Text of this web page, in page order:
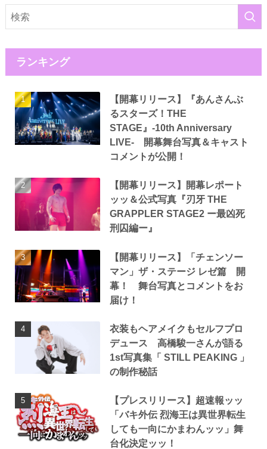
ランキング
【開幕リリース】『あんさんぶ
るスターズ！THE
STAGE』-10th Anniversary
LIVE- 開幕舞台写真＆キャスト
コメントが公開！
【開幕リリース】開幕レポート
ッッ＆公式写真『刃牙 THE
GRAPPLER STAGE2 ー最凶死
刑囚編ー』
【開幕リリース】「チェンソー
マン」ザ・ステージ レゼ篇 開
幕！ 舞台写真とコメントをお
届け！
衣装もヘアメイクもセルフプロ
デュース 高橋駿一さんが語る
1st写真集「 STILL PEAKING 」
の制作秘話
【プレスリリース】超速報ッッ
「バキ外伝 烈海王は異世界転生
しても一向にかまわんッッ」舞
台化決定ッッ！